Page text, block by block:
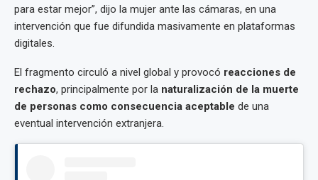
para estar mejor”, dijo la mujer ante las cámaras, en una
intervención que fue difundida masivamente en plataformas
digitales.
El fragmento circuló a nivel global y provocó reacciones de
rechazo, principalmente por la naturalización de la muerte
de personas como consecuencia aceptable de una
eventual intervención extranjera.